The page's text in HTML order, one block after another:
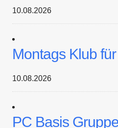
10.08.2026
Montags Klub
10.08.2026
PC Basis